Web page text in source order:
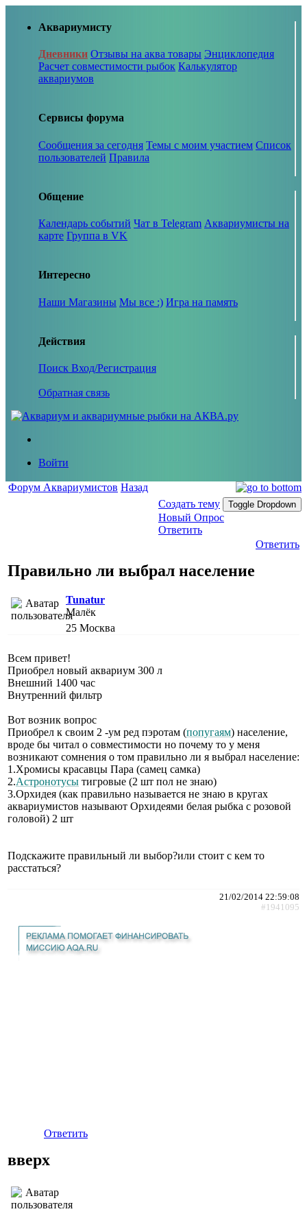
Аквариумисту
Дневники Отзывы на аква товары Энциклопедия
Расчет совместимости рыбок Калькулятор
аквариумов
Сервисы форума
Сообщения за сегодня Темы с моим участием Список
пользователей Правила
Общение
Календарь событий Чат в Telegram Аквариумисты на
карте Группа в VK
Интересно
Наши Магазины Мы все :) Игра на память
Действия
Поиск Вход/Регистрация
Обратная связь
Войти
Форум Аквариумистов Назад
Создать тему
Toggle Dropdown
Новый Опрос
Ответить
Ответить
Правильно ли выбрал население
Tunatur
Малёк
25 Москва
Всем привет!
Приобрел новый аквариум 300 л
Внешний 1400 час
Внутренний фильтр
Вот возник вопрос
Приобрел к своим 2 -ум ред пэротам (попугаям) население,
вроде бы читал о совместимости но почему то у меня
возникают сомнения о том правильно ли я выбрал население:
1.Хромисы красавцы Пара (самец самка)
2.Астронотусы тигровые (2 шт пол не знаю)
3.Орхидея (как правильно называется не знаю в кругах
аквариумистов называют Орхидеями белая рыбка с розовой
головой) 2 шт
Подскажите правильный ли выбор?или стоит с кем то
расстаться?
21/02/2014 22:59:08
#1941095
Ответить
вверх